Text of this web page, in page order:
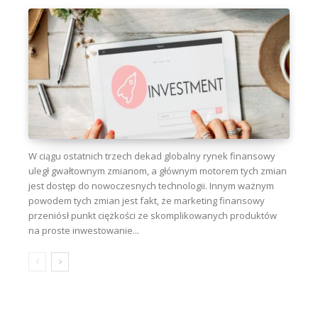
W ciągu ostatnich trzech dekad globalny rynek finansowy
uległ gwałtownym zmianom, a głównym motorem tych zmian
jest dostęp do nowoczesnych technologii. Innym ważnym
powodem tych zmian jest fakt, że marketing finansowy
przeniósł punkt ciężkości ze skomplikowanych produktów
na proste inwestowanie...